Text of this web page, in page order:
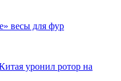
весы для фур
уронил ротор на